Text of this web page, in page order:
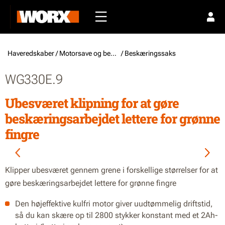
Haveredskaber / Motorsave og beskæresakse / Beskæringssaks
WG330E.9
Ubesværet klipning for at gøre
beskæringsarbejdet lettere for grønne
fingre
Klipper ubesværet gennem grene i forskellige størrelser for at
gøre beskæringsarbejdet lettere for grønne fingre
Den højeffektive kulfri motor giver uudtømmelig driftstid,
så du kan skære op til 2800 stykker konstant med et 2Ah-